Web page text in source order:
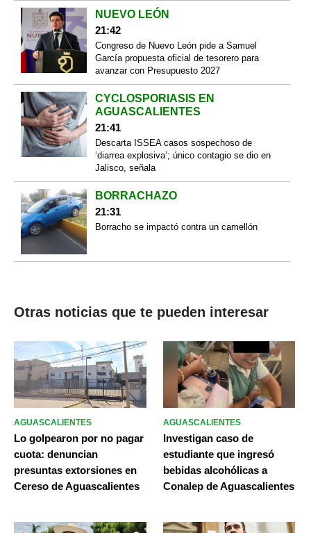
NUEVO LEÓN
21:42
Congreso de Nuevo León pide a Samuel
García propuesta oficial de tesorero para
avanzar con Presupuesto 2027
CYCLOSPORIASIS EN
AGUASCALIENTES
21:41
Descarta ISSEA casos sospechoso de
‘diarrea explosiva’; único contagio se dio en
Jalisco, señala
BORRACHAZO
21:31
Borracho se impactó contra un camellón
Otras noticias que te pueden interesar
AGUASCALIENTES
Lo golpearon por no pagar
cuota: denuncian
presuntas extorsiones en
Cereso de Aguascalientes
AGUASCALIENTES
Investigan caso de
estudiante que ingresó
bebidas alcohólicas a
Conalep de Aguascalientes